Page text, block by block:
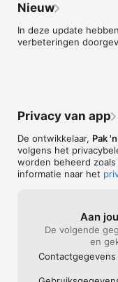
Nieuw
In deze update
verbeteringen
Privacy van app
De ontwikkelaar, Pak
volgens het
worden beheerd
informatie naar het
Aan
De volgende
en
Contact­gegevens